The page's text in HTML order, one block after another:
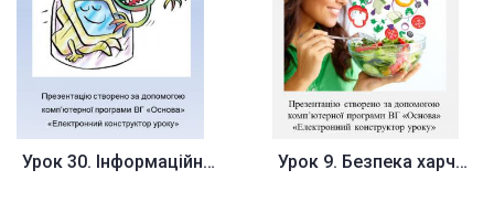
Урок 30. Інформаційна безпека ... Урок 9. Безпека харчування. Ви...